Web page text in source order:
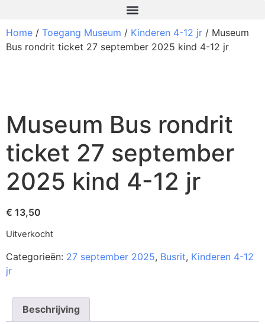
Home / Toegang Museum / Kinderen 4-12 jr / Museum
Bus rondrit ticket 27 september 2025 kind 4-12 jr
Museum Bus rondrit
ticket 27 september
2025 kind 4-12 jr
€ 13,50
Uitverkocht
Categorieën: 27 september 2025, Busrit, Kinderen 4-12
jr
Beschrijving